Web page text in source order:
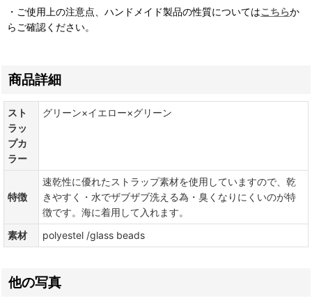
・ご使用上の注意点、ハンドメイド製品の性質についてはこちらか
らご確認ください。
商品詳細
スト
ラッ
プカ
ラー
グリーン×イエロー×グリーン
特徴
速乾性に優れたストラップ素材を使用していますので、乾
きやすく・水でザブザブ洗える為・臭くなりにくいのが特
徴です。海に着用して入れます。
素材
polyestel /glass beads
他の写真